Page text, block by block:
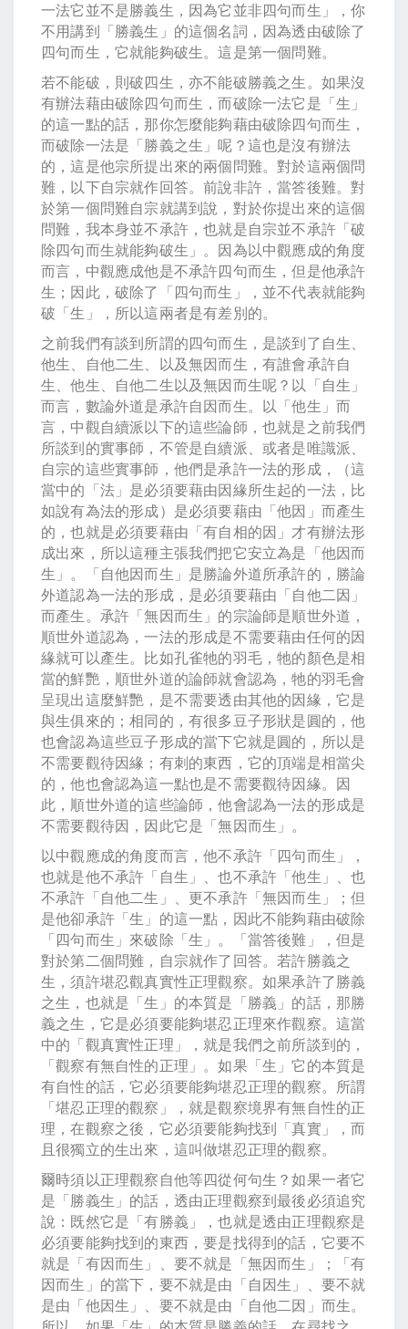
一法它並不是勝義生，因為它並非四句而生」，你
不用講到「勝義生」的這個名詞，因為透由破除了
四句而生，它就能夠破生。這是第一個問難。
若不能破，則破四生，亦不能破勝義之生。如果沒
有辦法藉由破除四句而生，而破除一法它是「生」
的這一點的話，那你怎麼能夠藉由破除四句而生，
而破除一法是「勝義之生」呢？這也是沒有辦法
的，這是他宗所提出來的兩個問難。對於這兩個問
難，以下自宗就作回答。前說非許，當答後難。對
於第一個問難自宗就講到說，對於你提出來的這個
問難，我本身並不承許，也就是自宗並不承許「破
除四句而生就能夠破生」。因為以中觀應成的角度
而言，中觀應成他是不承許四句而生，但是他承許
生；因此，破除了「四句而生」，並不代表就能夠
破「生」，所以這兩者是有差別的。
之前我們有談到所謂的四句而生，是談到了自生、
他生、自他二生、以及無因而生，有誰會承許自
生、他生、自他二生以及無因而生呢？以「自生」
而言，數論外道是承許自因而生。以「他生」而
言，中觀自續派以下的這些論師，也就是之前我們
所談到的實事師，不管是自續派、或者是唯識派、
自宗的這些實事師，他們是承許一法的形成，（這
當中的「法」是必須要藉由因緣所生起的一法，比
如說有為法的形成）是必須要藉由「他因」而產生
的，也就是必須要藉由「有自相的因」才有辦法形
成出來，所以這種主張我們把它安立為是「他因而
生」。「自他因而生」是勝論外道所承許的，勝論
外道認為一法的形成，是必須要藉由「自他二因」
而產生。承許「無因而生」的宗論師是順世外道，
順世外道認為，一法的形成是不需要藉由任何的因
緣就可以產生。比如孔雀牠的羽毛，牠的顏色是相
當的鮮艷，順世外道的論師就會認為，牠的羽毛會
呈現出這麼鮮艷，是不需要透由其他的因緣，它是
與生俱來的；相同的，有很多豆子形狀是圓的，他
也會認為這些豆子形成的當下它就是圓的，所以是
不需要觀待因緣；有刺的東西，它的頂端是相當尖
的，他也會認為這一點也是不需要觀待因緣。因
此，順世外道的這些論師，他會認為一法的形成是
不需要觀待因，因此它是「無因而生」。
以中觀應成的角度而言，他不承許「四句而生」，
也就是他不承許「自生」、也不承許「他生」、也
不承許「自他二生」、更不承許「無因而生」；但
是他卻承許「生」的這一點，因此不能夠藉由破除
「四句而生」來破除「生」。「當答後難」，但是
對於第二個問難，自宗就作了回答。若許勝義之
生，須許堪忍觀真實性正理觀察。如果承許了勝義
之生，也就是「生」的本質是「勝義」的話，那勝
義之生，它是必須要能夠堪忍正理來作觀察。這當
中的「觀真實性正理」，就是我們之前所談到的，
「觀察有無自性的正理」。如果「生」它的本質是
有自性的話，它必須要能夠堪忍正理的觀察。所謂
「堪忍正理的觀察」，就是觀察境界有無自性的正
理，在觀察之後，它必須要能夠找到「真實」，而
且很獨立的生出來，這叫做堪忍正理的觀察。
爾時須以正理觀察自他等四從何句生？如果一者它
是「勝義生」的話，透由正理觀察到最後必須追究
說：既然它是「有勝義」，也就是透由正理觀察是
必須要能夠找到的東西，要是找得到的話，它要不
就是「有因而生」、要不就是「無因而生」；「有
因而生」的當下，要不就是由「自因生」、要不就
是由「他因生」、要不就是由「自他二因」而生。